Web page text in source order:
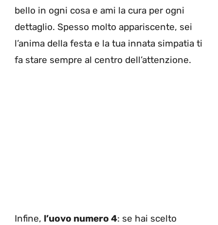
bello in ogni cosa e ami la cura per ogni
dettaglio. Spesso molto appariscente, sei
l’anima della festa e la tua innata simpatia ti
fa stare sempre al centro dell’attenzione.
Infine, l’uovo numero 4: se hai scelto